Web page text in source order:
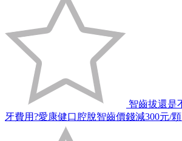
智齒拔還是
牙費用?愛康健口腔脫智齒價錢減300元/